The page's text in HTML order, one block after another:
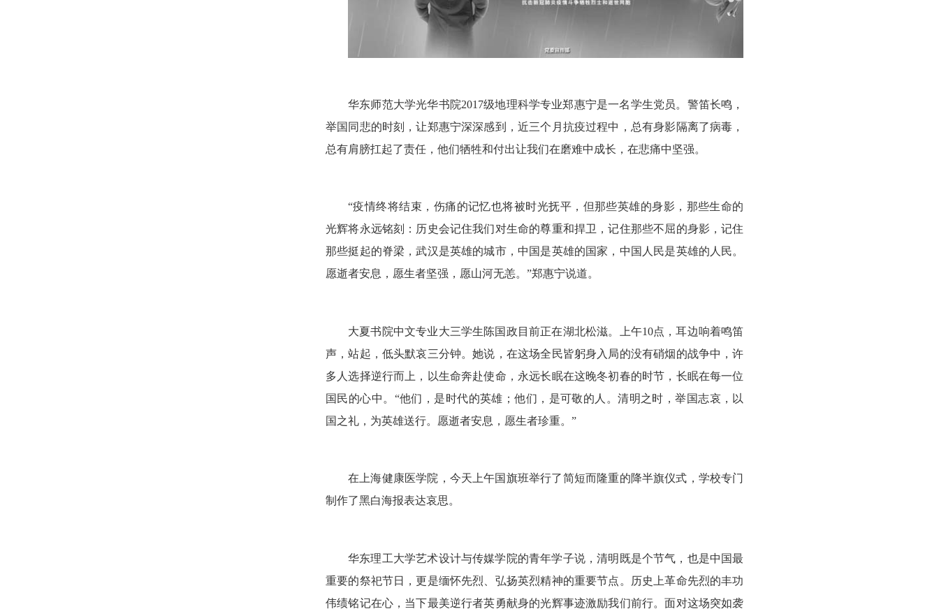
华东师范大学光华书院2017级地理科学专业郑惠宁是一名学生党员。警笛长鸣，
举国同悲的时刻，让郑惠宁深深感到，近三个月抗疫过程中，总有身影隔离了病毒，
总有肩膀扛起了责任，他们牺牲和付出让我们在磨难中成长，在悲痛中坚强。
“疫情终将结束，伤痛的记忆也将被时光抚平，但那些英雄的身影，那些生命的
光辉将永远铭刻：历史会记住我们对生命的尊重和捍卫，记住那些不屈的身影，记住
那些挺起的脊梁，武汉是英雄的城市，中国是英雄的国家，中国人民是英雄的人民。
愿逝者安息，愿生者坚强，愿山河无恙。”郑惠宁说道。
大夏书院中文专业大三学生陈国政目前正在湖北松滋。上午10点，耳边响着鸣笛
声，站起，低头默哀三分钟。她说，在这场全民皆躬身入局的没有硝烟的战争中，许
多人选择逆行而上，以生命奔赴使命，永远长眠在这晚冬初春的时节，长眠在每一位
国民的心中。“他们，是时代的英雄；他们，是可敬的人。清明之时，举国志哀，以
国之礼，为英雄送行。愿逝者安息，愿生者珍重。”
在上海健康医学院，今天上午国旗班举行了简短而隆重的降半旗仪式，学校专门
制作了黑白海报表达哀思。
华东理工大学艺术设计与传媒学院的青年学子说，清明既是个节气，也是中国最
重要的祭祀节日，更是缅怀先烈、弘扬英烈精神的重要节点。历史上革命先烈的丰功
伟绩铭记在心，当下最美逆行者英勇献身的光辉事迹激励我们前行。面对这场突如袭